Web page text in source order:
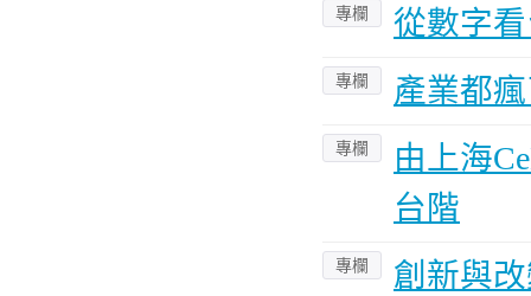
專欄 從數字
專欄 產業都
專欄
由上海
台階
專欄 創新與